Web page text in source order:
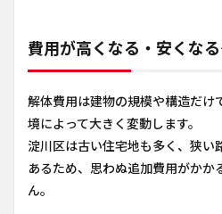
費用が高くなる・安くな
解体費用は建物の規模や構造だけ
境によって大きく変動します。
淀川区は古い住宅地も多く、狭い
あるため、思わぬ追加費用がかか
ん。